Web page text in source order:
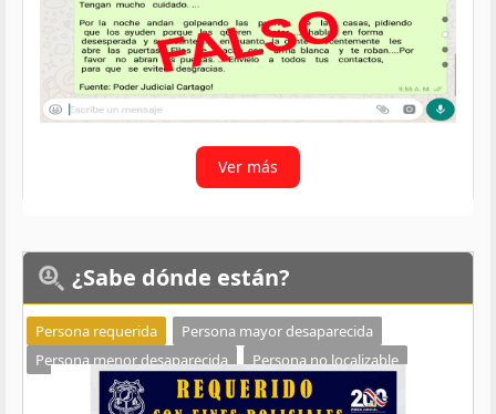
Ver más
¿Sabe dónde están?
Persona requerida
Persona mayor desaparecida
Persona menor desaparecida
Persona no localizable